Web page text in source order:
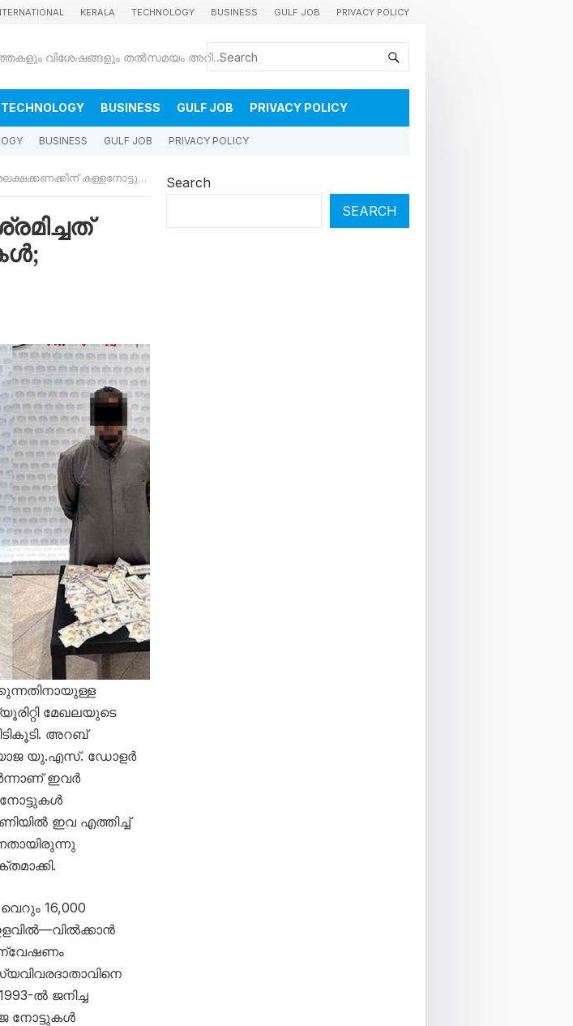
KERALA TECHNOLOGY BUSINESS GULF JOB PRIVACY POLICY
കുവൈറ്റിലെ വാർത്തകളും വിശേഷങ്ങളും തൽസമയം അറിയാൻ
TECHNOLOGY BUSINESS GULF JOB PRIVACY POLICY
BUSINESS GULF JOB PRIVACY POLICY
കള്ളനോട്ടുകള്‍; കുവൈത്തില്‍ അറസ്റ്റ്
മേഖലയുടെ
അറബ്
വ്യാജ യു.എസ്. ഡോളർ
ഇവർ
ഇവ എത്തിച്ച്
16,000
ൽ ജനിച്ച
നോട്ടുകൾ
Search
SEARCH